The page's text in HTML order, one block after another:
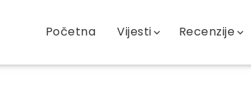
Početna Vijesti Recenzije